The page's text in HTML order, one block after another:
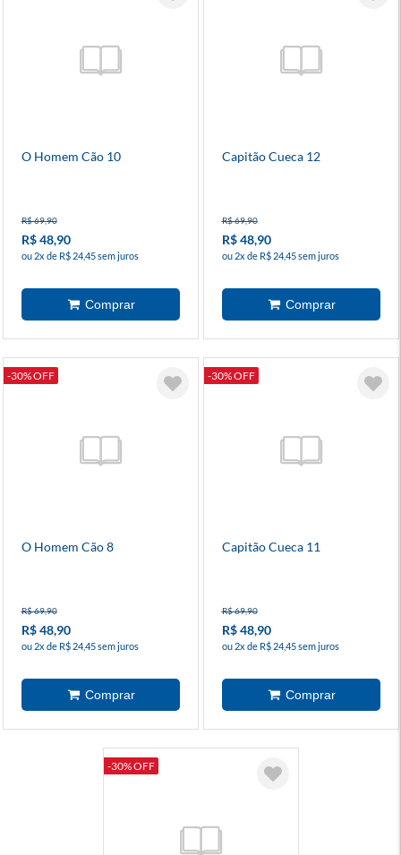
O Homem Cão 10
R$ 69,90
R$ 48,90
ou 2x de R$ 24,45 sem juros
Capitão Cueca 12
R$ 69,90
R$ 48,90
ou 2x de R$ 24,45 sem juros
-30% OFF
O Homem Cão 8
R$ 69,90
R$ 48,90
ou 2x de R$ 24,45 sem juros
-30% OFF
Capitão Cueca 11
R$ 69,90
R$ 48,90
ou 2x de R$ 24,45 sem juros
-30% OFF